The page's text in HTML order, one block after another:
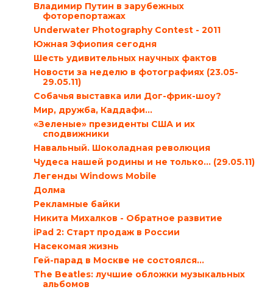
Владимир Путин в зарубежных
фоторепортажах
Underwater Photography Contest - 2011
Южная Эфиопия сегодня
Шесть удивительных научных фактов
Новости за неделю в фотографиях (23.05-
29.05.11)
Собачья выставка или Дог-фрик-шоу?
Мир, дружба, Каддафи…
«Зеленые» президенты США и их
сподвижники
Навальный. Шоколадная революция
Чудеса нашей родины и не только… (29.05.11)
Легенды Windows Mobile
Долма
Рекламные байки
Никита Михалков - Обратное развитие
iPad 2: Старт продаж в России
Насекомая жизнь
Гей-парад в Москве не состоялся…
The Beatles: лучшие обложки музыкальных
альбомов